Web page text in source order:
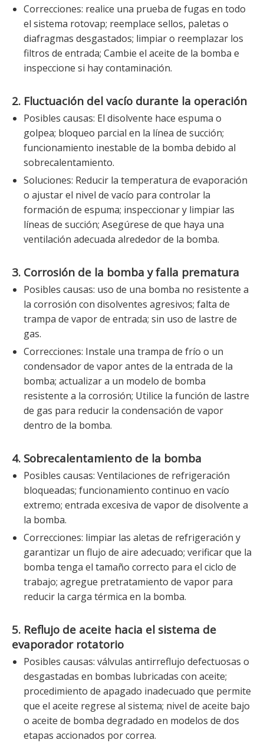
Correcciones: realice una prueba de fugas en todo
el sistema rotovap; reemplace sellos, paletas o
diafragmas desgastados; limpiar o reemplazar los
filtros de entrada; Cambie el aceite de la bomba e
inspeccione si hay contaminación.
2. Fluctuación del vacío durante la operación
Posibles causas: El disolvente hace espuma o
golpea; bloqueo parcial en la línea de succión;
funcionamiento inestable de la bomba debido al
sobrecalentamiento.
Soluciones: Reducir la temperatura de evaporación
o ajustar el nivel de vacío para controlar la
formación de espuma; inspeccionar y limpiar las
líneas de succión; Asegúrese de que haya una
ventilación adecuada alrededor de la bomba.
3. Corrosión de la bomba y falla prematura
Posibles causas: uso de una bomba no resistente a
la corrosión con disolventes agresivos; falta de
trampa de vapor de entrada; sin uso de lastre de
gas.
Correcciones: Instale una trampa de frío o un
condensador de vapor antes de la entrada de la
bomba; actualizar a un modelo de bomba
resistente a la corrosión; Utilice la función de lastre
de gas para reducir la condensación de vapor
dentro de la bomba.
4. Sobrecalentamiento de la bomba
Posibles causas: Ventilaciones de refrigeración
bloqueadas; funcionamiento continuo en vacío
extremo; entrada excesiva de vapor de disolvente a
la bomba.
Correcciones: limpiar las aletas de refrigeración y
garantizar un flujo de aire adecuado; verificar que la
bomba tenga el tamaño correcto para el ciclo de
trabajo; agregue pretratamiento de vapor para
reducir la carga térmica en la bomba.
5. Reflujo de aceite hacia el sistema de
evaporador rotatorio
Posibles causas: válvulas antirreflujo defectuosas o
desgastadas en bombas lubricadas con aceite;
procedimiento de apagado inadecuado que permite
que el aceite regrese al sistema; nivel de aceite bajo
o aceite de bomba degradado en modelos de dos
etapas accionados por correa.